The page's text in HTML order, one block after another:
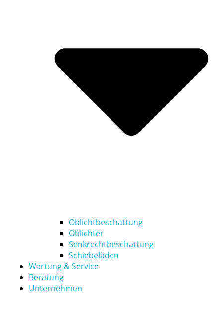
Oblichtbeschattung
Oblichter
Senkrechtbeschattung
Schiebeläden
Wartung & Service
Beratung
Unternehmen